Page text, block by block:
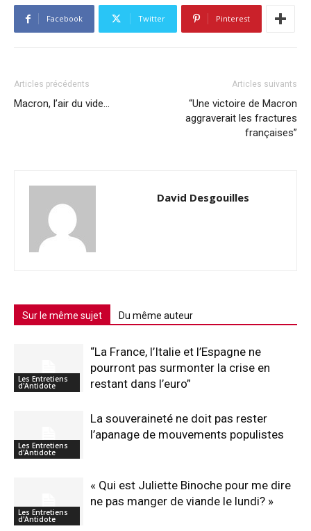
Facebook Twitter Pinterest
Articles précédents
Macron, l’air du vide…
Articles suivants
“Une victoire de Macron
aggraverait les fractures
françaises”
David Desgouilles
Sur le même sujet Du même auteur
Les Entretiens
d'Antidote
“La France, l’Italie et l’Espagne ne
pourront pas surmonter la crise en
restant dans l’euro”
Les Entretiens
d'Antidote
La souveraineté ne doit pas rester
l’apanage de mouvements populistes
Les Entretiens
d'Antidote
« Qui est Juliette Binoche pour me dire
ne pas manger de viande le lundi? »